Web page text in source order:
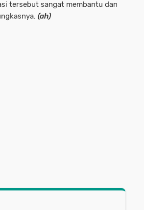
tersebut sangat membantu dan
(ah)